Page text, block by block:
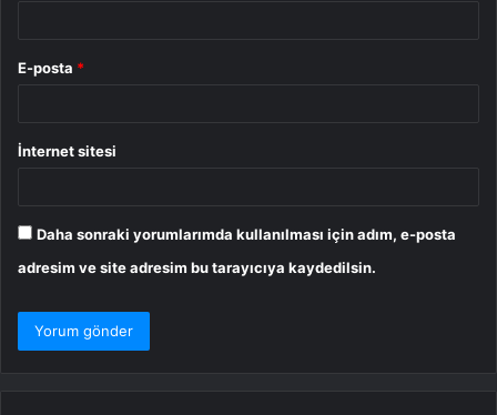
E-posta *
İnternet sitesi
Daha sonraki yorumlarımda kullanılması için adım, e-posta
adresim ve site adresim bu tarayıcıya kaydedilsin.